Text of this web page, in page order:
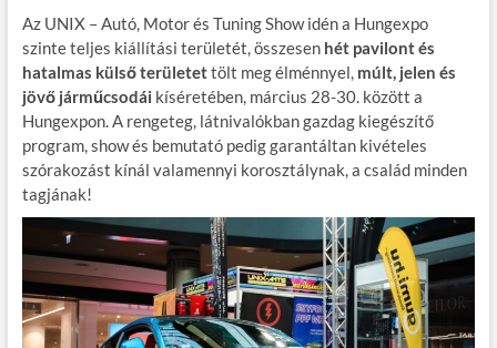
Az UNIX – Autó, Motor és Tuning Show idén a Hungexpo
szinte teljes kiállítási területét, összesen hét pavilont és
hatalmas külső területettölt meg élménnyel, múlt, jelen és
jövő járműcsodái kíséretében, március 28-30. között a
Hungexpon. A rengeteg, látnivalókban gazdag kiegészítő
program, show és bemutató pedig garantáltan kivételes
szórakozást kínál valamennyi korosztálynak, a család minden
tagjának!